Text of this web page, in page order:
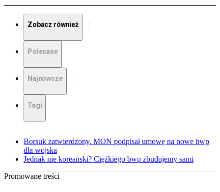
Zobacz również
Polecane
Najnowsze
Tagi
Borsuk zatwierdzony. MON podpisał umowę na nowe bwp
dla wojska
Jednak nie koreański? Ciężkiego bwp zbudujemy sami
Promowane treści